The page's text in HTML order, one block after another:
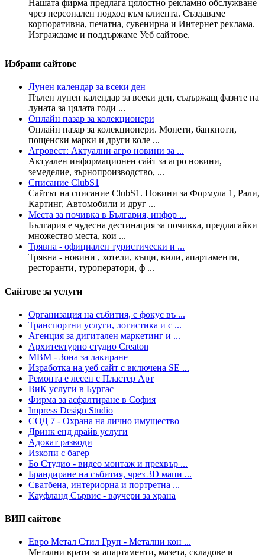
Нашата фирма предлага цялостно рекламно обслужване
чрез персонален подход към клиента. Създаваме
корпоративна, печатна, сувенирна и Интернет реклама.
Изграждаме и поддържаме Уеб сайтове.
Избрани сайтове
Лунен календар за всеки ден
Пълен лунен календар за всеки ден, съдържащ фазите на
луната за цялата годи ...
Онлайн пазар за колекционери
Онлайн пазар за колекционери. Монети, банкноти,
пощенски марки и други коле ...
Агровест: Актуални агро новини за ...
Актуален информационен сайт за агро новини,
земеделие, зърнопроизводство, ...
Списание ClubS1
Сайтът на списание ClubS1. Новини за Формула 1, Рали,
Картинг, Автомобили и друг ...
Места за почивка в България, инфор ...
България е чудесна дестинация за почивка, предлагайки
множество места, кои ...
Трявна - официален туристически и ...
Трявна - новини , хотели, къщи, вили, апартаменти,
ресторанти, туроператори, ф ...
Сайтове за услуги
Организация на събития, с фокус въ ...
Транспортни услуги, логистика и с ...
Агенция за дигитален маркетинг и ...
Архитектурно студио Creaton
МВМ - Зона за лакиране
Изработка на уеб сайт с включена SE ...
Ремонта е лесен с Пластер Арт
ВиК услуги в Бургас
Фирма за асфалтиране в София
Impress Design Studio
СОД 7 - Охрана на лично имущество
Дринк енд драйв услуги
Адокат разводи
Изкопи с багер
Бо Студио - видео монтаж и прехвър ...
Брандиране на събития, чрез 3D мапи ...
Сватбена, интериорна и портретна ...
Кауфланд Сървис - ваучери за храна
ВИП сайтове
Евро Метал Стил Груп - Метални кон ...
Метални врати за апартаменти, мазета, складове и